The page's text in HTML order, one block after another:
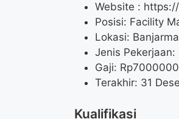
Website :
Posisi: Facility
Lokasi:
Jenis Pekerjaan:
Gaji: Rp7000000
Terakhir: 31
Kualifikasi